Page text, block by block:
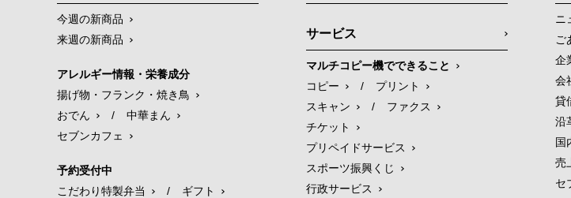
今週の新商品
来週の新商品
アレルギー情報・栄養成分
揚げ物・フランク・焼き鳥
おでん
/
中華まん
セブンカフェ
予約受付中
こだわり特製弁当
/ ギフト
サービス
マルチコピー機でできること
コピー
/
プリント
スキャン
/
ファクス
チケット
プリペイドサービス
スポーツ振興くじ
行政サービス
ニ
ご
企
会
貸
沿
国
売
セ